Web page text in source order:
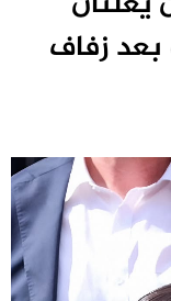
بعد زفاف